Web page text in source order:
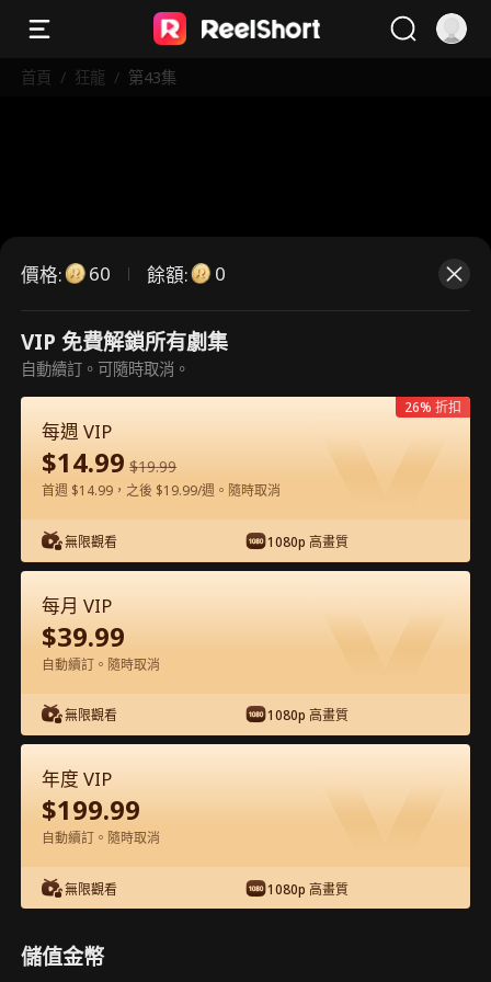
首頁 / 狂龍 / 第43集
這是付費劇集。請解鎖後觀看。
第43集 - 狂龍 完整影片
1-50 51-99
價格: 60 餘額: 0
VIP 免費解鎖所有劇集
自動續訂。可隨時取消。
每週 VIP
$14.99 $19.99
首週 $14.99，之後 $19.99/週。隨時取消
無限觀看 1080p 高畫質
26% 折扣
每月 VIP
$39.99
自動續訂。隨時取消
無限觀看 1080p 高畫質
年度 VIP
$199.99
自動續訂。隨時取消
無限觀看 1080p 高畫質
儲值金幣